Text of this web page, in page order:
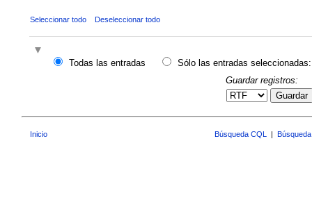
Seleccionar todo Deseleccionar todo
Todas las entradas
Sólo las entradas seleccionadas:
Guardar registros:
Guardar
Inicio Búsqueda CQL